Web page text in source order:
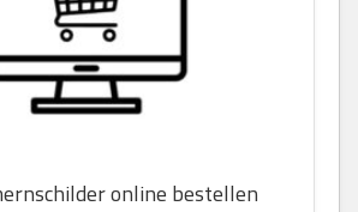
online bestellen